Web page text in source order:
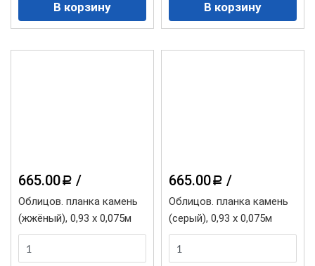
665.00 a /
Облицов. планка камень
(жжёный), 0,93 х 0,075м
665.00 a /
Облицов. планка камень
(серый), 0,93 х 0,075м